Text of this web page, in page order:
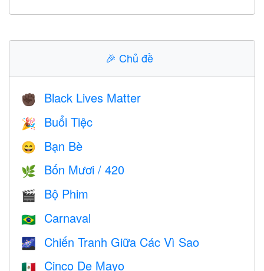
🎉 Chủ đề
✊🏿 Black Lives Matter
🎉 Buổi Tiệc
😄 Bạn Bè
🌿 Bốn Mươi / 420
🎬 Bộ Phim
🇧🇷 Carnaval
🌌 Chiến Tranh Giữa Các Vì Sao
🇲🇽 Cinco De Mayo